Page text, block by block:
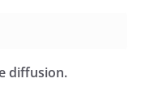
diffusion.